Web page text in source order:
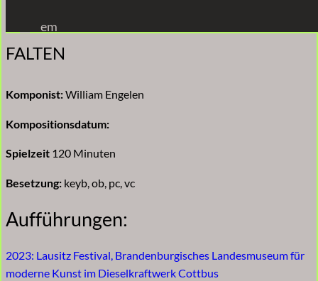
Inhalt
springen
em
FALTEN
Komponist:William Engelen
Kompositionsdatum:
Spielzeit 120 Minuten
Besetzung: keyb, ob, pc, vc
Aufführungen:
2023: Lausitz Festival, Brandenburgisches Landesmuseum für
moderne Kunst im Dieselkraftwerk Cottbus